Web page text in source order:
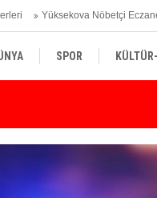
Yüksekova Nöbetçi
SPOR